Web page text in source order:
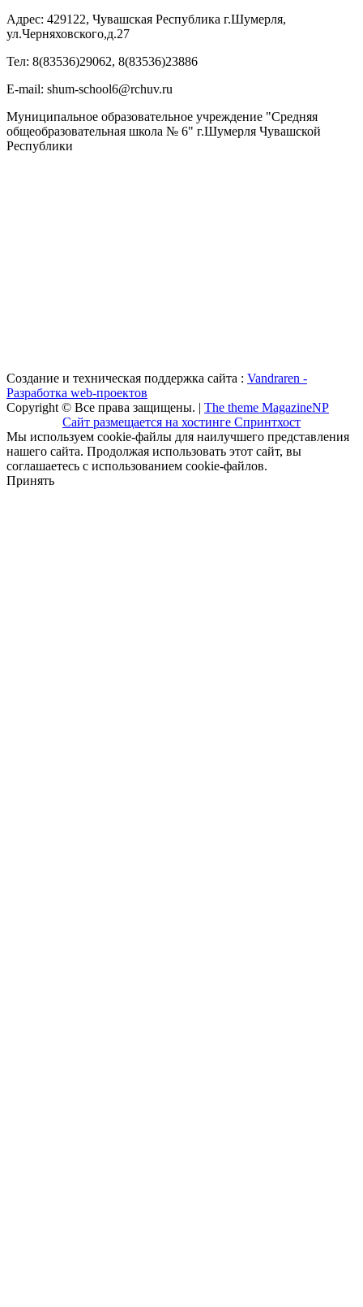
Адрес: 429122, Чувашская Республика г.Шумерля,
ул.Черняховского,д.27
Тел: 8(83536)29062, 8(83536)23886
Е-mail: shum-school6@rchuv.ru
Муниципальное образовательное учреждение "Средняя
общеобразовательная школа № 6" г.Шумерля Чувашской
Республики
Создание и техническая поддержка сайта : Vandraren -
Разработка web-проектов
Copyright © Все права защищены. | The theme MagazineNP
Сайт размещается на хостинге Спринтхост
Мы используем cookie-файлы для наилучшего представления
нашего сайта. Продолжая использовать этот сайт, вы
соглашаетесь с использованием cookie-файлов.
Принять